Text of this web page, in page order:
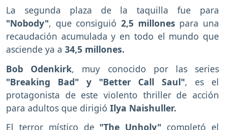
La segunda plaza de la taquilla fue para
"Nobody", que consiguió 2,5 millones para una
recaudación acumulada y en todo el mundo que
asciende ya a 34,5 millones.
Bob Odenkirk, muy conocido por las series
"Breaking Bad" y "Better Call Saul", es el
protagonista de este violento thriller de acción
para adultos que dirigió Ilya Naishuller.
El terror místico de "The Unholy" completó el